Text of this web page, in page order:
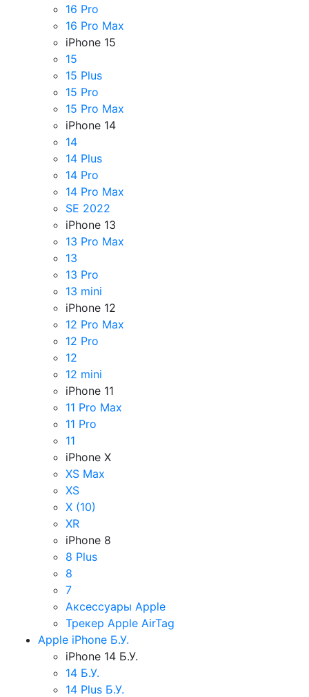
16 Pro
16 Pro Max
iPhone 15
15
15 Plus
15 Pro
15 Pro Max
iPhone 14
14
14 Plus
14 Pro
14 Pro Max
SE 2022
iPhone 13
13 Pro Max
13
13 Pro
13 mini
iPhone 12
12 Pro Max
12 Pro
12
12 mini
iPhone 11
11 Pro Max
11 Pro
11
iPhone X
XS Max
XS
X (10)
XR
iPhone 8
8 Plus
8
7
Аксессуары Apple
Трекер Apple AirTag
Apple iPhone Б.У.
iPhone 14 Б.У.
14 Б.У.
14 Plus Б.У.